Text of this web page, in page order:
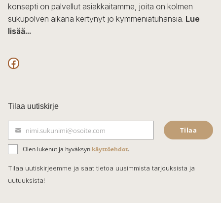
konsepti on palvellut asiakkaitamme, joita on kolmen
sukupolven aikana kertynyt jo kymmeniätuhansia. Lue
lisää...
F
c
e
b
o
o
k
Tilaa uutiskirje
ä
h
k
nimi.sukunimi@osoite.com Tilaa
Olen lukenut ja hyväksyn käyttöehdot.
Tilaa uutiskirjeemme ja saat tietoa uusimmista tarjouksista ja
uutuuksista!